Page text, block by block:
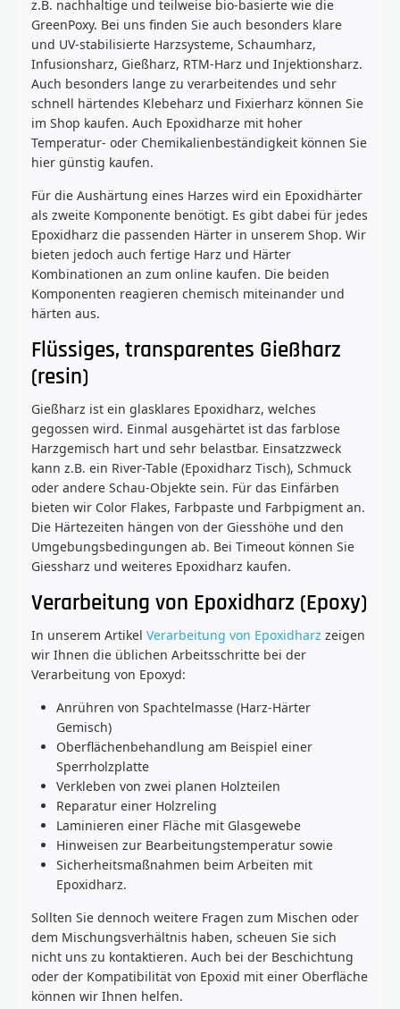
z.B. nachhaltige und teilweise bio-basierte wie die
GreenPoxy. Bei uns finden Sie auch besonders klare
und UV-stabilisierte Harzsysteme, Schaumharz,
Infusionsharz, Gießharz, RTM-Harz und Injektionsharz.
Auch besonders lange zu verarbeitendes und sehr
schnell härtendes Klebeharz und Fixierharz können Sie
im Shop kaufen. Auch Epoxidharze mit hoher
Temperatur- oder Chemikalienbeständigkeit können Sie
hier günstig kaufen.
Für die Aushärtung eines Harzes wird ein Epoxidhärter
als zweite Komponente benötigt. Es gibt dabei für jedes
Epoxidharz die passenden Härter in unserem Shop. Wir
bieten jedoch auch fertige Harz und Härter
Kombinationen an zum online kaufen. Die beiden
Komponenten reagieren chemisch miteinander und
härten aus.
Flüssiges, transparentes Gießharz
(resin)
Gießharz ist ein glasklares Epoxidharz, welches
gegossen wird. Einmal ausgehärtet ist das farblose
Harzgemisch hart und sehr belastbar. Einsatzzweck
kann z.B. ein River-Table (Epoxidharz Tisch), Schmuck
oder andere Schau-Objekte sein. Für das Einfärben
bieten wir Color Flakes, Farbpaste und Farbpigment an.
Die Härtezeiten hängen von der Giesshöhe und den
Umgebungsbedingungen ab. Bei Timeout können Sie
Giessharz und weiteres Epoxidharz kaufen.
Verarbeitung von Epoxidharz (Epoxy)
In unserem Artikel Verarbeitung von Epoxidharz zeigen
wir Ihnen die üblichen Arbeitsschritte bei der
Verarbeitung von Epoxyd:
Anrühren von Spachtelmasse (Harz-Härter
Gemisch)
Oberflächenbehandlung am Beispiel einer
Sperrholzplatte
Verkleben von zwei planen Holzteilen
Reparatur einer Holzreling
Laminieren einer Fläche mit Glasgewebe
Hinweisen zur Bearbeitungstemperatur sowie
Sicherheitsmaßnahmen beim Arbeiten mit
Epoxidharz.
Sollten Sie dennoch weitere Fragen zum Mischen oder
dem Mischungsverhältnis haben, scheuen Sie sich
nicht uns zu kontaktieren. Auch bei der Beschichtung
oder der Kompatibilität von Epoxid mit einer Oberfläche
können wir Ihnen helfen.